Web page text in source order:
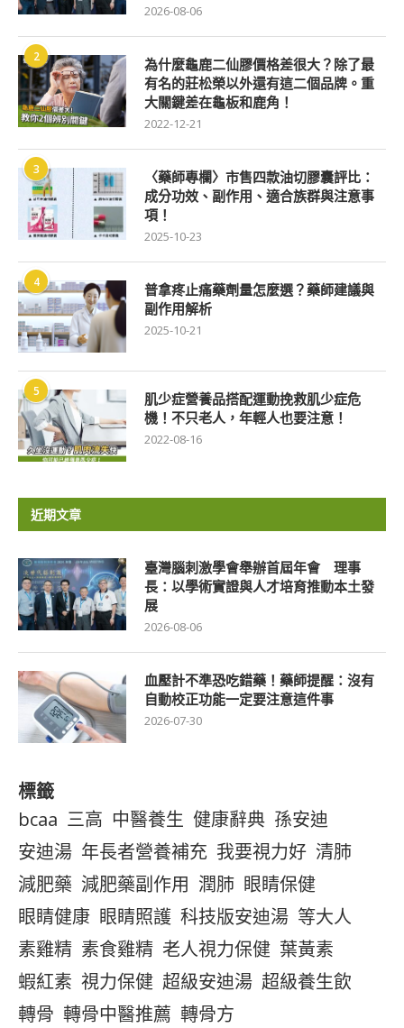
2026-08-06
2
為什麼龜鹿二仙膠價格差很大？除了最
有名的莊松榮以外還有這二個品牌。重
大關鍵差在龜板和鹿角！
2022-12-21
3
〈藥師專欄〉市售四款油切膠囊評比：
成分功效、副作用、適合族群與注意事
項！
2025-10-23
4
普拿疼止痛藥劑量怎麼選？藥師建議與
副作用解析
2025-10-21
5
肌少症營養品搭配運動挽救肌少症危
機！不只老人，年輕人也要注意！
2022-08-16
近期文章
臺灣腦刺激學會舉辦首屆年會 理事
長：以學術實證與人才培育推動本土發
展
2026-08-06
血壓計不準恐吃錯藥！藥師提醒：沒有
自動校正功能一定要注意這件事
2026-07-30
標籤
bcaa 三高 中醫養生 健康辭典 孫安迪
安迪湯 年長者營養補充 我要視力好 清肺
減肥藥 減肥藥副作用 潤肺 眼睛保健
眼睛健康 眼睛照護 科技版安迪湯 等大人
素雞精 素食雞精 老人視力保健 葉黃素
蝦紅素 視力保健 超級安迪湯 超級養生飲
轉骨 轉骨中醫推薦 轉骨方